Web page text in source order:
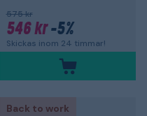
575 kr
546 kr-5%
Skickas inom 24 timmar!
Back to work